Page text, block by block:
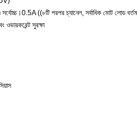
সর্বোচ্চ।0.5A ((৮টি পরপর চ্যানেল, সর্বাধিক মোট লোড
ওভারকরেন্ট সুরক্ষা